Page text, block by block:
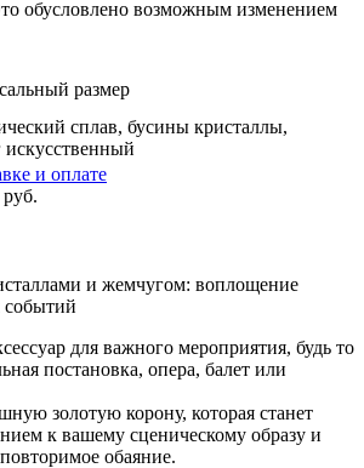
обусловлено возможным изменением
размер
сплав, бусины кристаллы,
и оплате
руб.
и жемчугом: воплощение
событий
для важного мероприятия, будь то
постановка, опера, балет или
золотую корону, которая станет
к вашему сценическому образу и
обаяние.